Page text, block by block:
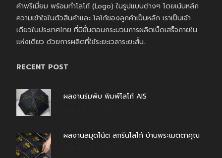
ค้าพรีเมี่ยม พร้อมทำโลโก้ (Logo) ในรูปแบบต่างๆ โดยเน้นหลัก
ความเข้าใจในตัวสินค้าและ โลโก้ของลูกค้าเป็นหลัก เราเป็นเจ้า
เดียวในประเทศไทย ที่มีขั้นตอนกระบวนการผลิตเบ็ดเสร็จภายใน
แห่งเดียว ด้วยการผลิตที่ใช้ระยะเวลาระยะสั้น..
RECENT POST
ผลงานร่มพับ พิมพ์โลโก้ AIS
ผลงานสมุดโน้ต สกรีนโลโก้ บ้านพระเมตตาคุณ